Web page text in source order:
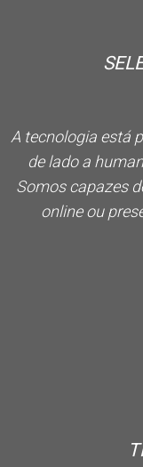
A tecnologia está
de lado a
Somos capazes
online ou